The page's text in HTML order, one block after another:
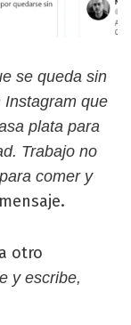
se queda sin
Instagram que
plata para
Trabajo no
comer y
otro
y escribe,